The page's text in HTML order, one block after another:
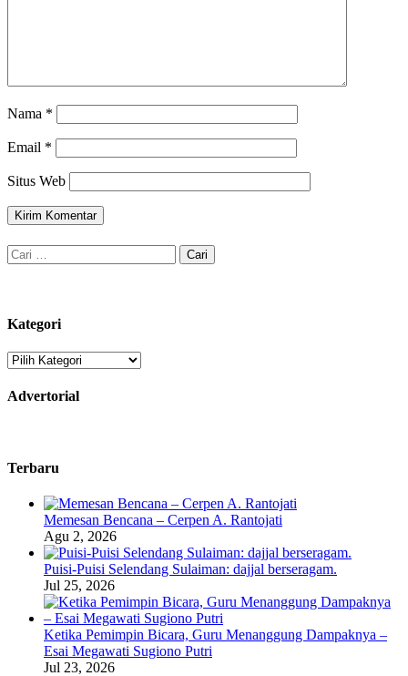
Nama *
Email *
Situs Web
Cari
untuk:
Kategori
Kategori
Advertorial
Terbaru
Memesan Bencana – Cerpen A. Rantojati
Agu 2, 2026
Puisi-Puisi Selendang Sulaiman: dajjal berseragam.
Jul 25, 2026
Ketika Pemimpin Bicara, Guru Menanggung Dampaknya –
Esai Megawati Sugiono Putri
Jul 23, 2026